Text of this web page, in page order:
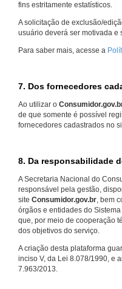
fins estritamente estatísticos.
A solicitação de exclusão/
usuário deverá ser motivada e
Para saber mais, acesse a
7. Dos fornecedores
Ao utilizar o
de que somente é possível
fornecedores cadastrados no
8. Da responsabilidade
A Secretaria Nacional do
responsável pela gestão,
site Consumidor.gov.br, bem
órgãos e entidades do
que, por meio de cooperação
dos objetivos do serviço.
A criação desta plataforma
inciso V, da Lei 8.078/1990, e
7.963/2013.